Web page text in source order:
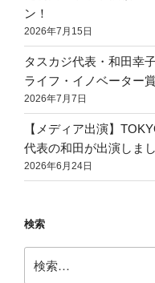
ン！
2026年7月15日
タスカジ代表・和田幸
ライフ・イノベーター
2026年7月7日
【メディア出演】
代表の和田が出演しま
2026年6月24日
検索
索: